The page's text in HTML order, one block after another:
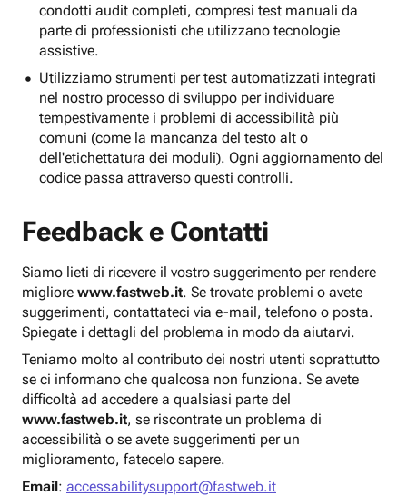
condotti audit completi, compresi test manuali da
parte di professionisti che utilizzano tecnologie
assistive.
Utilizziamo strumenti per test automatizzati integrati
nel nostro processo di sviluppo per individuare
tempestivamente i problemi di accessibilità più
comuni (come la mancanza del testo alt o
dell'etichettatura dei moduli). Ogni aggiornamento del
codice passa attraverso questi controlli.
Feedback e Contatti
Siamo lieti di ricevere il vostro suggerimento per rendere
migliore www.fastweb.it. Se trovate problemi o avete
suggerimenti, contattateci via e-mail, telefono o posta.
Spiegate i dettagli del problema in modo da aiutarvi.
Teniamo molto al contributo dei nostri utenti soprattutto
se ci informano che qualcosa non funziona. Se avete
difficoltà ad accedere a qualsiasi parte del
www.fastweb.it, se riscontrate un problema di
accessibilità o se avete suggerimenti per un
miglioramento, fatecelo sapere.
Email: accessabilitysupport@fastweb.it